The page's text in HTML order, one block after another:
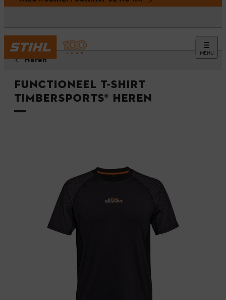
MENU
Heren
Functioneel T-shirt
TIMBERSPORTS® Heren